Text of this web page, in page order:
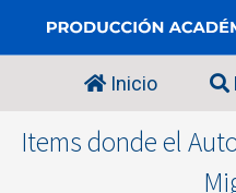
Inicio
Items donde el